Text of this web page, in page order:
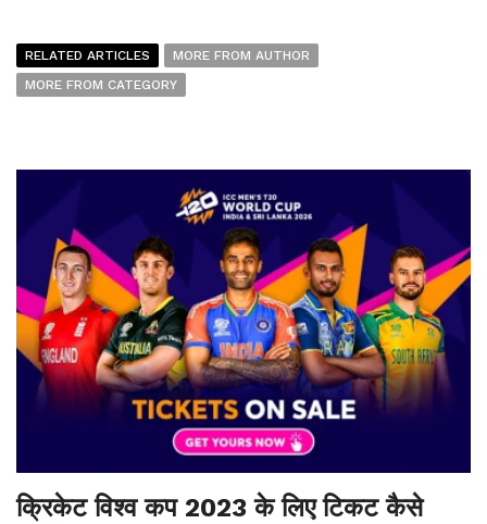
RELATED ARTICLES
MORE FROM AUTHOR
MORE FROM CATEGORY
क्रिकेट विश्व कप 2023 के लिए टिकट कैसे